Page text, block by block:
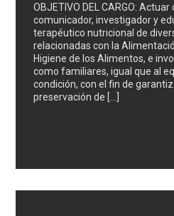
OBJETIVO DEL CARGO:
comunicador, investigador y
terapéutico nutricional de
relacionadas con la
Higiene de los Alimentos, e
como familiares, igual que al
condición, con el fin de
preservación de […]